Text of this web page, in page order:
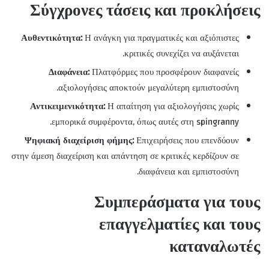
Σύγχρονες τάσεις και προκλήσεις
Αυθεντικότητα:Η ανάγκη για πραγματικές και αξιόπιστες
κριτικές συνεχίζει να αυξάνεται.
Διαφάνεια:Πλατφόρμες που προσφέρουν διαφανείς
αξιολογήσεις αποκτούν μεγαλύτερη εμπιστοσύνη.
Αντικειμενικότητα:Η απαίτηση για αξιολογήσεις χωρίς
εμπορικά συμφέροντα, όπως αυτές στη spingranny.
Ψηφιακή διαχείριση φήμης:Επιχειρήσεις που επενδύουν
στην άμεση διαχείριση και απάντηση σε κριτικές κερδίζουν σε
διαφάνεια και εμπιστοσύνη.
Συμπεράσματα για τους
επαγγελματίες και τους
καταναλωτές